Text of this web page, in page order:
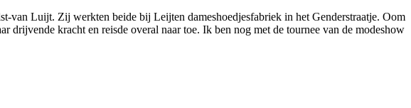
van Luijt. Zij werkten beide bij Leijten dameshoedjesfabriek in het Genderstraatje. Oom
kracht en reisde overal naar toe. Ik ben nog met de tournee van de modeshow